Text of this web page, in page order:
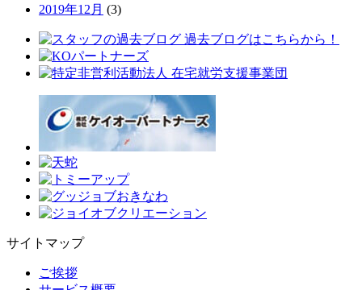
2019年12月 (3)
サイトマップ
ご挨拶